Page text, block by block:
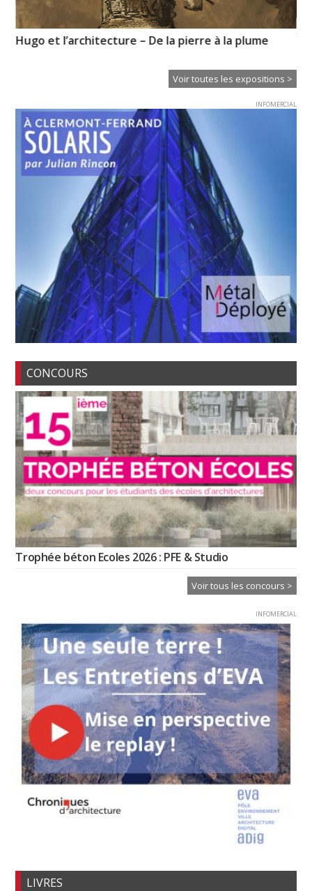
Hugo et l’architecture – De la pierre à la plume
Voir toutes les expositions >
INFOMERCIAL
CONCOURS
Trophée béton Ecoles 2026 : PFE & Studio
Voir tous les concours >
INFOMERCIAL
LIVRES